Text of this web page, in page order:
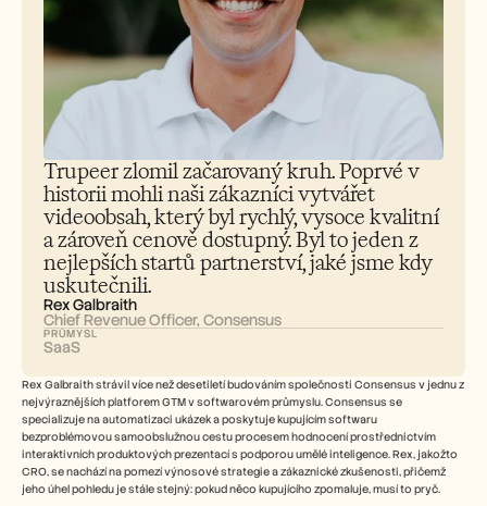
Trupeer zlomil začarovaný kruh. Poprvé v
historii mohli naši zákazníci vytvářet
videoobsah, který byl rychlý, vysoce kvalitní
a zároveň cenově dostupný. Byl to jeden z
nejlepších startů partnerství, jaké jsme kdy
uskutečnili.
Rex Galbraith
Chief Revenue Officer, Consensus
PRŮMYSL
SaaS
Rex Galbraith strávil více než desetiletí budováním společnosti Consensus v jednu z
nejvýraznějších platforem GTM v softwarovém průmyslu. Consensus se
specializuje na automatizaci ukázek a poskytuje kupujícím softwaru
bezproblémovou samoobslužnou cestu procesem hodnocení prostřednictvím
interaktivních produktových prezentací s podporou umělé inteligence. Rex, jakožto
CRO, se nachází na pomezí výnosové strategie a zákaznické zkušenosti, přičemž
jeho úhel pohledu je stále stejný: pokud něco kupujícího zpomaluje, musí to pryč.
Careers
Book a Demo
Start Free Trial